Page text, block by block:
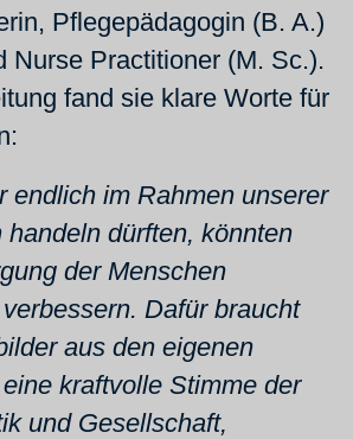
Pflegepädagogin (B. A.)
Nurse Practitioner (M. Sc.).
fand sie klare Worte für
endlich im Rahmen unserer
handeln dürften, könnten
der Menschen
Dafür braucht
aus den eigenen
kraftvolle Stimme der
und Gesellschaft,